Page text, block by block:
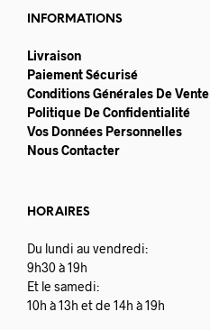
INFORMATIONS
Livraison
Paiement Sécurisé
Conditions Générales De Vente
Politique De Confidentialité
Vos Données Personnelles
Nous Contacter
HORAIRES
Du lundi au vendredi:
9h30 à 19h
Et le samedi:
10h à 13h et de 14h à 19h